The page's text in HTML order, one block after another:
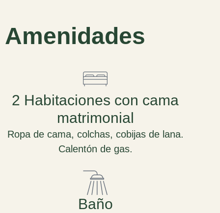
Amenidades
2 Habitaciones con cama
matrimonial
Ropa de cama, colchas, cobijas de lana.
Calentón de gas.
Baño